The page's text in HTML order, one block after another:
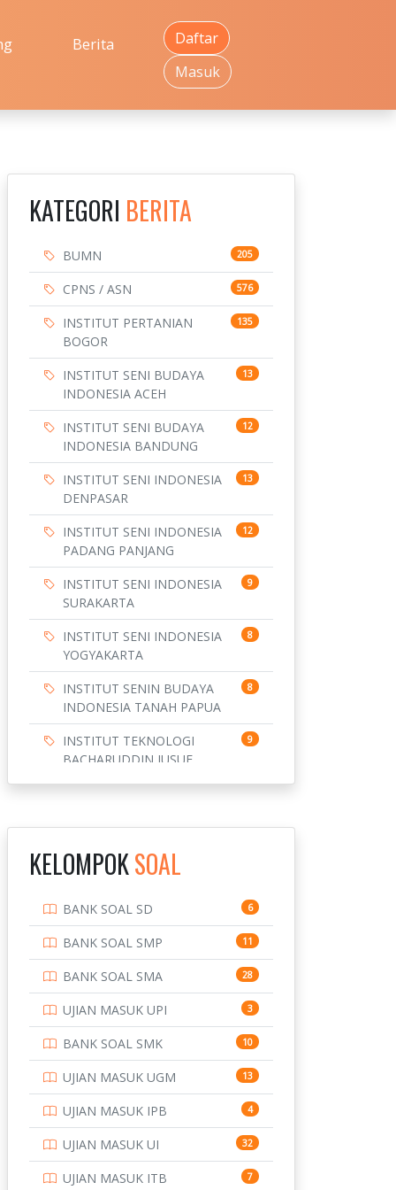
Berita
Daftar
Masuk
KATEGORI BERITA
BUMN 205
CPNS / ASN 576
INSTITUT PERTANIAN
BOGOR
135
INSTITUT SENI BUDAYA
INDONESIA ACEH
13
INSTITUT SENI BUDAYA
INDONESIA BANDUNG
12
INSTITUT SENI INDONESIA
DENPASAR
13
INSTITUT SENI INDONESIA
PADANG PANJANG
12
INSTITUT SENI INDONESIA
SURAKARTA
9
INSTITUT SENI INDONESIA
YOGYAKARTA
8
INSTITUT SENIN BUDAYA
INDONESIA TANAH PAPUA
8
INSTITUT TEKNOLOGI
BACHARUDDIN JUSUF
9
BANDUNG
INSTITUT TEKNOLOGI
INSTITUT TEKNOLOGI
SEPULUH NOVEMBER
10
INSTITUT TEKNOLOGI
SUMATERA
9
IPDN / STPDN 148
PENDIDIKAN 943
PERBANKAN 3
POLRI 169
POLTEK SSN 7
4
KELOMPOKSOAL
BANK SOAL SD 6
BANK SOAL SMP 11
BANK SOAL SMA 28
UJIAN MASUK UPI 3
BANK SOAL SMK 10
UJIAN MASUK UGM 13
UJIAN MASUK IPB 4
UJIAN MASUK UI 32
UJIAN MASUK ITB 7